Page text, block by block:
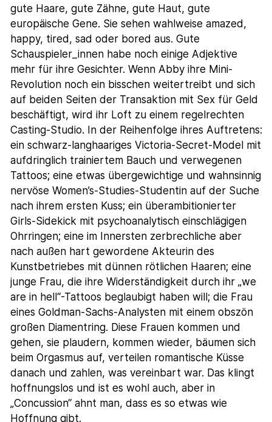
gute Haare, gute Zähne, gute Haut, gute
europäische Gene. Sie sehen wahlweise amazed,
happy, tired, sad oder bored aus. Gute
Schauspieler_innen habe noch einige Adjektive
mehr für ihre Gesichter. Wenn Abby ihre Mini-
Revolution noch ein bisschen weitertreibt und sich
auf beiden Seiten der Transaktion mit Sex für Geld
beschäftigt, wird ihr Loft zu einem regelrechten
Casting-Studio. In der Reihenfolge ihres Auftretens:
ein schwarz-langhaariges Victoria-Secret-Model mit
aufdringlich trainiertem Bauch und verwegenen
Tattoos; eine etwas übergewichtige und wahnsinnig
nervöse Women’s-Studies-Studentin auf der Suche
nach ihrem ersten Kuss; ein überambitionierter
Girls-Sidekick mit psychoanalytisch einschlägigen
Ohrringen; eine im Innersten zerbrechliche aber
nach außen hart gewordene Akteurin des
Kunstbetriebes mit dünnen rötlichen Haaren; eine
junge Frau, die ihre Widerständigkeit durch ihr „we
are in hell“-Tattoos beglaubigt haben will; die Frau
eines Goldman-Sachs-Analysten mit einem obszön
großen Diamentring. Diese Frauen kommen und
gehen, sie plaudern, kommen wieder, bäumen sich
beim Orgasmus auf, verteilen romantische Küsse
danach und zahlen, was vereinbart war. Das klingt
hoffnungslos und ist es wohl auch, aber in
„Concussion“ ahnt man, dass es so etwas wie
Hoffnung gibt.